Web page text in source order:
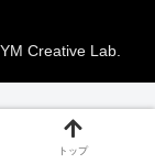
Creative Lab.
トップ